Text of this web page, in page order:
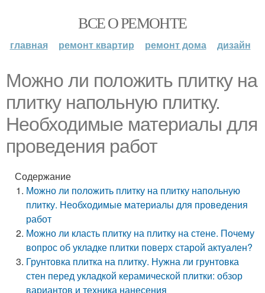
ВСЕ О РЕМОНТЕ
главная ремонт квартир ремонт дома дизайн
Можно ли положить плитку на
плитку напольную плитку.
Необходимые материалы для
проведения работ
Содержание
Можно ли положить плитку на плитку напольную
плитку. Необходимые материалы для проведения
работ
Можно ли класть плитку на плитку на стене. Почему
вопрос об укладке плитки поверх старой актуален?
Грунтовка плитка на плитку. Нужна ли грунтовка
стен перед укладкой керамической плитки: обзор
вариантов и техника нанесения